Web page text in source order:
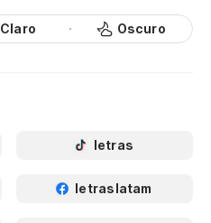
Claro Oscuro
letras
letraslatam